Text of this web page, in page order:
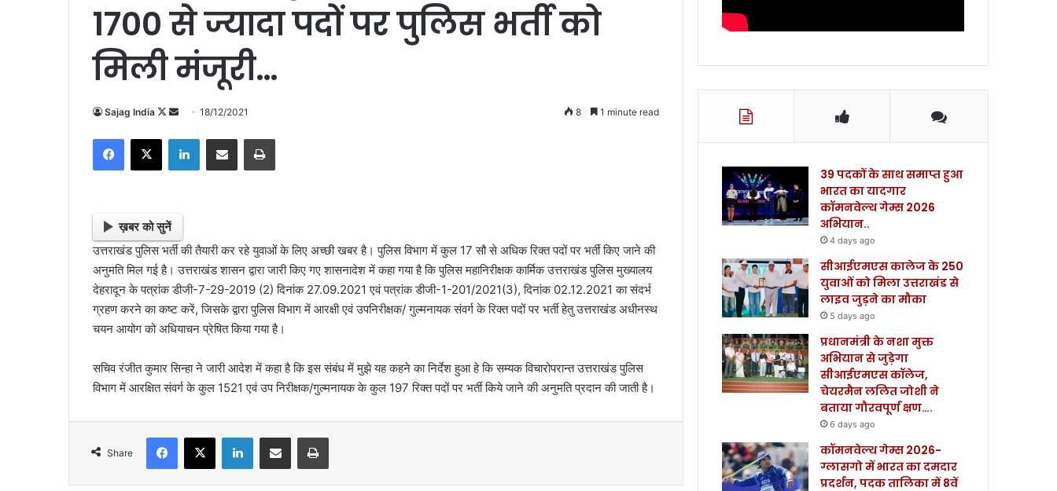
1700 से ज्यादा पदों पर पुलिस भर्ती को
मिली मंजूरी…
Sajag India
Follow
Send
email
18/12/2021 8 1 minute read
Facebook
X LinkedInShare via Email Print
ख़बर को सुनें
उत्तराखंड पुलिस भर्ती की तैयारी कर रहे युवाओं के लिए अच्छी खबर है। पुलिस विभाग में कुल 17 सौ से अधिक रिक्त पदों पर भर्ती किए जाने की
अनुमति मिल गई है। उत्तराखंड शासन द्वारा जारी किए गए शासनादेश में कहा गया है कि पुलिस महानिरीक्षक कार्मिक उत्तराखंड पुलिस मुख्यालय
देहरादून के पत्रांक डीजी-7-29-2019 (2) दिनांक 27.09.2021 एवं पत्रांक डीजी-1-201/2021(3), दिनांक 02.12.2021 का संदर्भ
ग्रहण करने का कष्ट करें, जिसके द्वारा पुलिस विभाग में आरक्षी एवं उपनिरीक्षक/ गुल्मनायक संवर्ग के रिक्त पदों पर भर्ती हेतु उत्तराखंड अधीनस्थ
चयन आयोग को अधियाचन प्रेषित किया गया है।
सचिव रंजीत कुमार सिन्हा ने जारी आदेश में कहा है कि इस संबंध में मुझे यह कहने का निर्देश हुआ हे कि सम्यक विचारोपरान्त उत्तराखंड पुलिस
विभाग में आरक्षित संवर्ग के कुल 1521 एवं उप निरीक्षक/गुल्मनायक के कुल 197 रिक्त पदों पर भर्ती किये जाने की अनुमति प्रदान की जाती है।
Share
Facebook
X LinkedInShare via Email Print
39 पदकों के साथ समाप्त हुआ
भारत का यादगार
कॉमनवेल्थ गेम्स 2026
अभियान..
4 days ago
सीआईएमएस कालेज के 250
युवाओं को मिला उत्तराखंड से
लाइव जुड़ने का मौका
5 days ago
प्रधानमंत्री के नशा मुक्त
अभियान से जुड़ेगा
सीआईएमएस कॉलेज,
चेयरमैन ललित जोशी ने
बताया गौरवपूर्ण क्षण….
6 days ago
कॉमनवेल्थ गेम्स 2026-
ग्लासगो में भारत का दमदार
प्रदर्शन, पदक तालिका में 8वें